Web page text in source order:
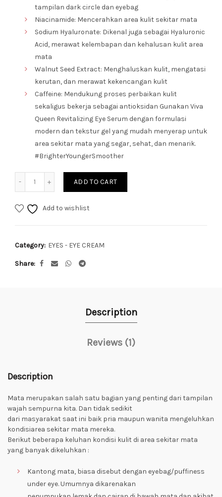
tampilan dark circle dan eyebag
Niacinamide: Mencerahkan area kulit sekitar mata
Sodium Hyaluronate: Dikenal juga sebagai Hyaluronic
Acid, merawat kelembapan dan kehalusan kulit area
mata
Walnut Seed Extract: Menghaluskan kulit, mengatasi
kerutan, dan merawat kekencangan kulit
Caffeine: Mendukung proses perbaikan kulit
sekaligus bekerja sebagai antioksidan Gunakan Viva
Queen Revitalizing Eye Serum dengan formulasi
modern dan tekstur gel yang mudah menyerap untuk
area sekitar mata yang segar, sehat, dan menarik.
#BrighterYoungerSmoother
Quantity
ADD TO CART
Add to wishlist
Category: EYES - EYE CREAM
Share
Description
Reviews (1)
Description
Mata merupakan salah satu bagian yang penting dari tampilan
wajah sempurna kita. Dan tidak sedikit
dari masyarakat saat ini baik pria maupun wanita mengeluhkan
kondisiarea sekitar mata mereka.
Berikut beberapa keluhan kondisi kulit di area sekitar mata
yang banyak dikeluhkan :
Kantong mata, biasa disebut dengan eyebag/puffiness
under eye. Umumnya dikarenakan